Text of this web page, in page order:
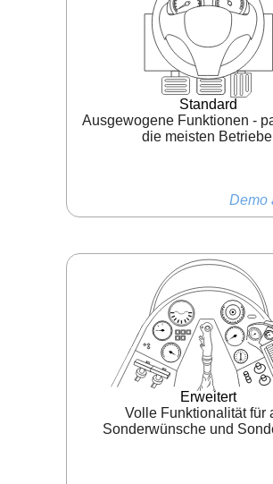
Standard
Ausgewogene Funktionen -
die meisten Betriebe
Demo
Erweitert
Volle Funktionalität für
Sonderwünsche und